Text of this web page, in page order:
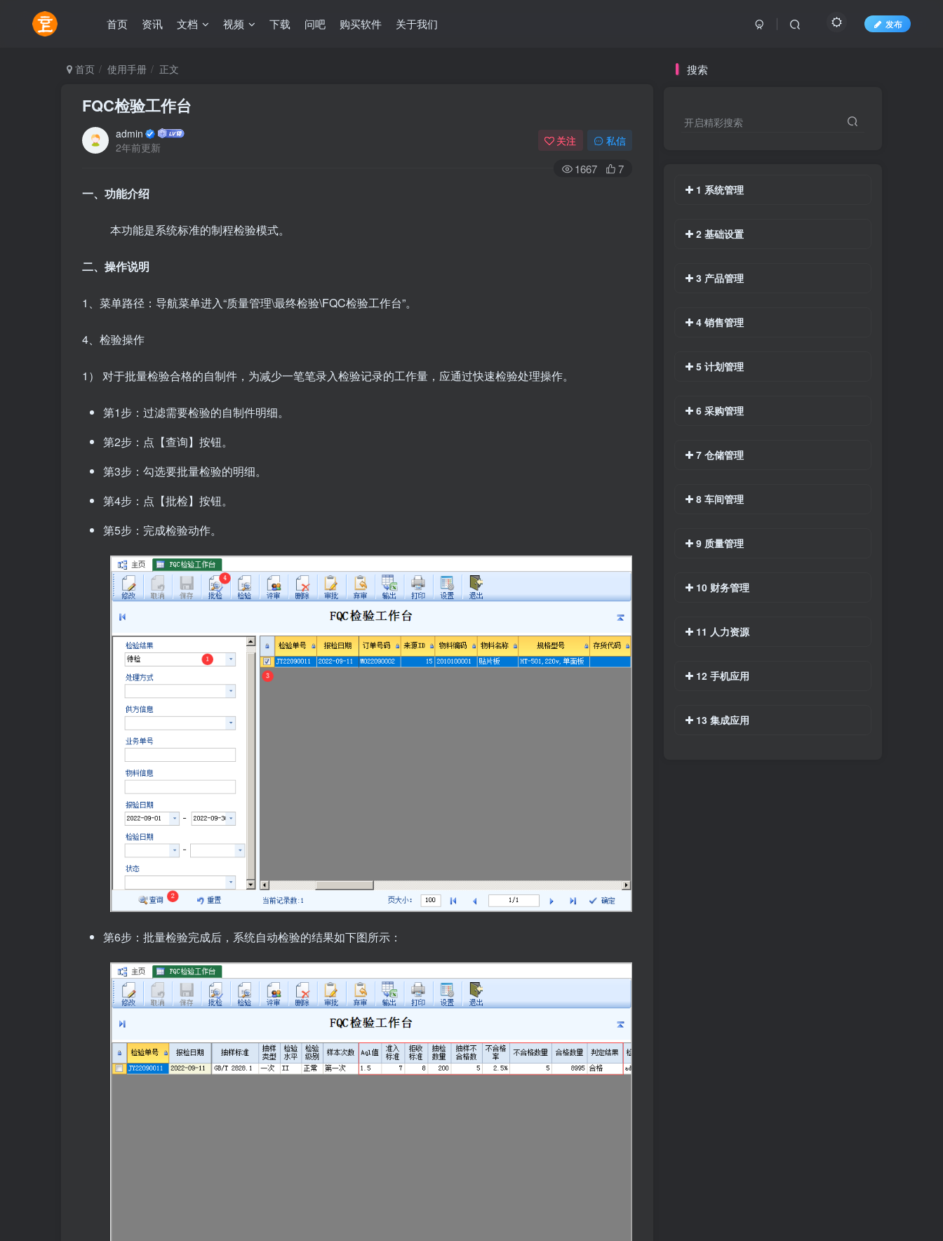
首页 资讯 文档 视频 下载 问吧 购买软件 关于我们 发布
首页 使用手册 正文
FQC检验工作台
admin
2年前更新
关注 私信
1667 7
一、功能介绍
本功能是系统标准的制程检验模式。
二、操作说明
1、菜单路径：导航菜单进入“质量管理\最终检验\FQC检验工作台”。
4、检验操作
1） 对于批量检验合格的自制件，为减少一笔笔录入检验记录的工作量，应通过快速检验处理操作。
第1步：过滤需要检验的自制件明细。
第2步：点【查询】按钮。
第3步：勾选要批量检验的明细。
第4步：点【批检】按钮。
第5步：完成检验动作。
第6步：批量检验完成后，系统自动检验的结果如下图所示：
搜索
开启精彩搜索
1 系统管理
2 基础设置
3 产品管理
4 销售管理
5 计划管理
6 采购管理
7 仓储管理
8 车间管理
9 质量管理
10 财务管理
11 人力资源
12 手机应用
13 集成应用